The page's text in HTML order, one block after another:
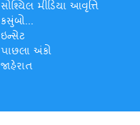
સોશ્યિલ મીડિયા આવૃત્તિ
કસુંબો...
ઇન્સેટ
પાછલા અંકો
જાહેરાત